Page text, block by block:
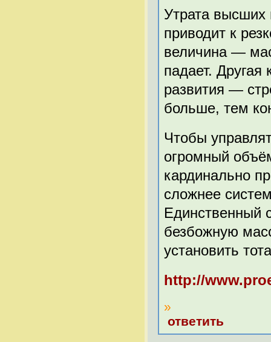
Утрата высших
приводит к
величина —
падает.
развития —
больше, тем
Чтобы
огромный
кардинально
сложнее
Единственный
безбожную
установить
http://
»
ответить